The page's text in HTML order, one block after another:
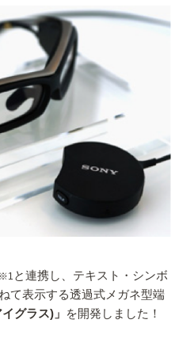
※1 と連携し、テキスト・シンボ
て表示する透過式メガネ型端
グラス)」 を開発しました！